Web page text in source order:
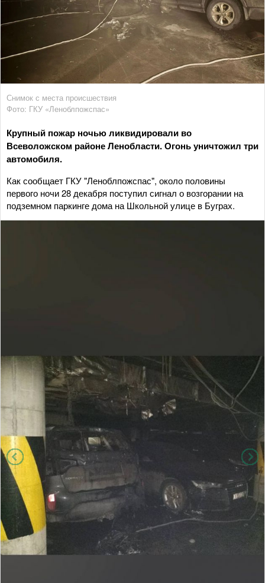
Снимок с места происшествия
Фото: ГКУ «Леноблпожспас»
Крупный пожар ночью ликвидировали во
Всеволожском районе Ленобласти. Огонь уничтожил три
автомобиля.
Как сообщает ГКУ "Леноблпожспас", около половины
первого ночи 28 декабря поступил сигнал о возгорании на
подземном паркинге дома на Школьной улице в Буграх.